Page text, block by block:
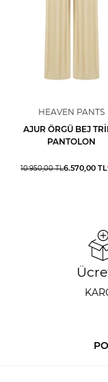
HEAVEN PANTS
AJUR ÖRGÜ BEJ
PANTOLON
10.950,00TL6.570,00 TL